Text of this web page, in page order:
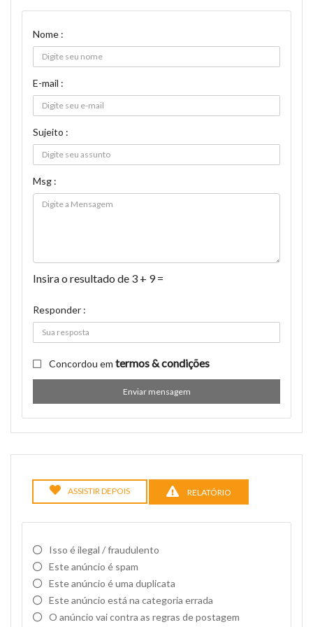
Nome :
E-mail :
Sujeito :
Msg :
Insira o resultado de 3 + 9 =
Responder :
Concordou em termos & condições
Enviar mensagem
ASSISTIR DEPOIS RELATÓRIO
Isso é ilegal / fraudulento
Este anúncio é spam
Este anúncio é uma duplicata
Este anúncio está na categoria errada
O anúncio vai contra as regras de postagem